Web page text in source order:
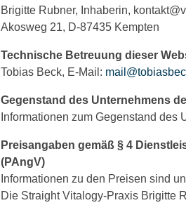
Brigitte Rubner, Inhaberin,
Akosweg 21, D-87435 Kempten
Technische Betreuung dieser
Tobias Beck, E-Mail:
Gegenstand des Unternehmens
Informationen zum Gegenstand des
Preisangaben gemäß § 4
(PAngV)
Informationen zu den Preisen sind
Die Straight Vitalogy-Praxis Brigitte